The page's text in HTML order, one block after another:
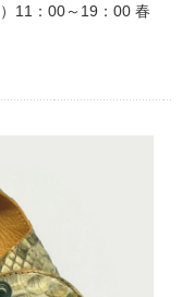
11：00～19：00 春